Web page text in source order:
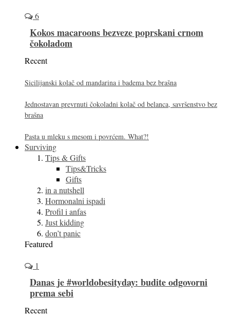
6
Kokos macaroons bezveze poprskani crnom
čokoladom
Recent
Sicilijanski kolač od mandarina i badema bez brašna
Jednostavan prevrnuti čokoladni kolač od belanca, savršenstvo bez
brašna
Pasta u mleku s mesom i povrćem. What?!
Surviving
Tips & Gifts
Tips&Tricks
Gifts
in a nutshell
Hormonalni ispadi
Profil i anfas
Just kidding
don’t panic
Featured
1
Danas je #worldobesityday: budite odgovorni
prema sebi
Recent